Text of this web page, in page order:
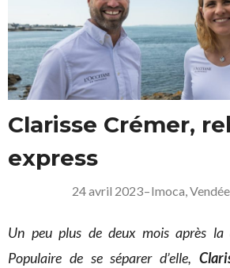
Clarisse Crémer,
express
24 avril 2023–Imoca,
Un peu plus de deux mois après la
Populaire de se séparer d’elle,